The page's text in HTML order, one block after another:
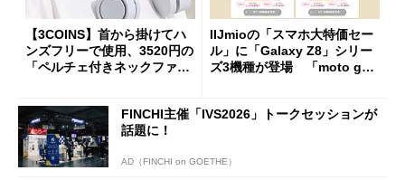
【3COINS】首から掛けてハ
ンズフリーで使用、3520円の
「ペルチェ付きネックファ
IIJmioの「スマホ大特価セー
ル」に「Galaxy Z8」シリー
ズ3機種が登場 「moto g37
FINCHI主催「IVS2026」トークセッションが
話題に！
AD（FINCHI on GOETHE）